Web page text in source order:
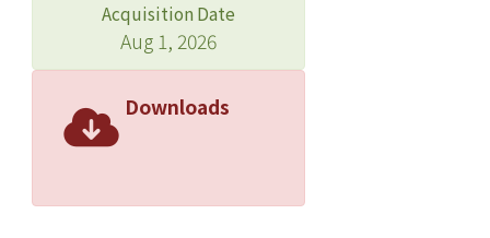
Acquisition Date
Aug 1, 2026
Downloads